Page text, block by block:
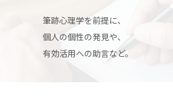
筆跡心理学を前提に、
個人の個性の発見や、
有効活用への助言など。